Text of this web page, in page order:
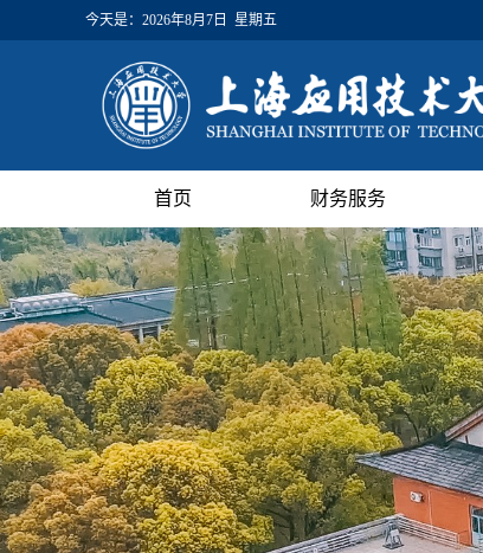
今天是： 2026年8月7日 星期五
首页 财务服务